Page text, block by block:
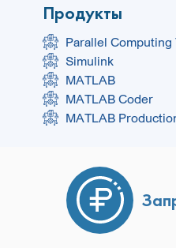
Продукты
Parallel Computing
Simulink
MATLAB
MATLAB Coder
MATLAB